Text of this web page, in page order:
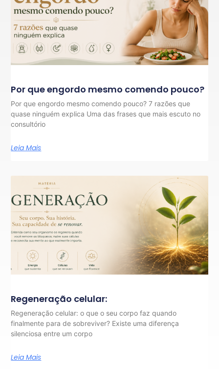
Por que engordo mesmo comendo pouco?
Por que engordo mesmo comendo pouco? 7 razões que
quase ninguém explica Uma das frases que mais escuto no
consultório
Leia Mais
Regeneração celular:
Regeneração celular: o que o seu corpo faz quando
finalmente para de sobreviver? Existe uma diferença
silenciosa entre um corpo
Leia Mais